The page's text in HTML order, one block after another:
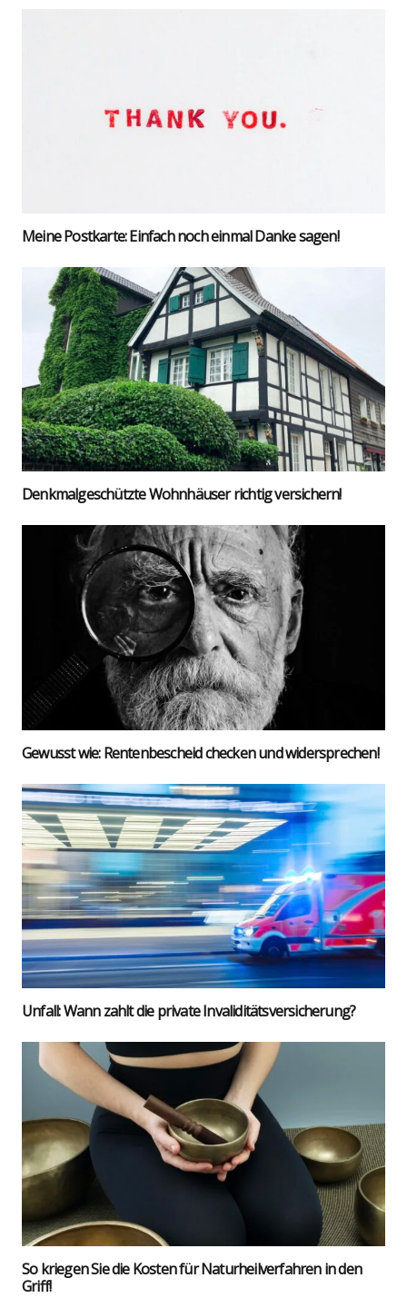
Mei­ne Post­kar­te: Ein­fach noch ein­mal Dan­ke sagen!
Denk­mal­ge­schütz­te Wohn­häu­ser rich­tig ver­si­chern!
Gewusst wie: Ren­ten­be­scheid che­cken und wider­spre­chen!
Unfall: Wann zahlt die pri­va­te Inva­li­di­täts­ver­si­che­rung?
So krie­gen Sie die Kos­ten für Natur­heil­ver­fah­ren in den
Griff!